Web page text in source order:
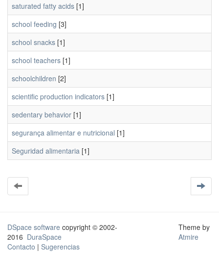
saturated fatty acids [1]
school feeding [3]
school snacks [1]
school teachers [1]
schoolchildren [2]
scientific production indicators [1]
sedentary behavior [1]
segurança alimentar e nutricional [1]
Seguridad alimentaria [1]
DSpace software copyright © 2002-
2016 DuraSpace
Contacto | Sugerencias
Theme by
Atmire